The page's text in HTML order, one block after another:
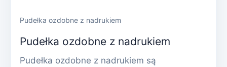
Pudełka ozdobne z nadrukiem
Pudełka ozdobne z nadrukiem
Pudełka ozdobne z nadrukiem są